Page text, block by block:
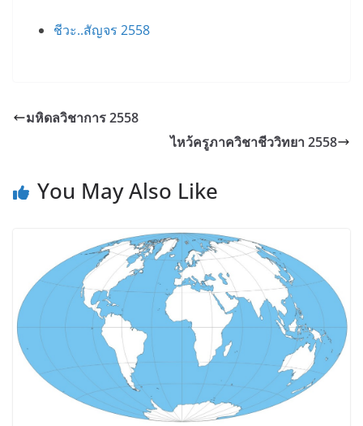
ชีวะ..สัญจร 2558
มหิดลวิชาการ 2558
ไหว้ครูภาควิชาชีววิทยา 2558
You May Also Like